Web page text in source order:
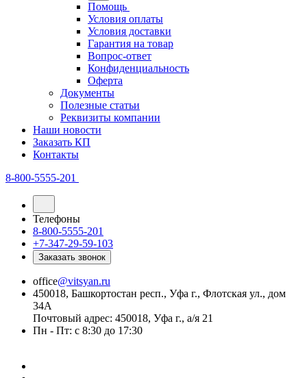
Помощь
Условия оплаты
Условия доставки
Гарантия на товар
Вопрос-ответ
Конфиденциальность
Оферта
Документы
Полезные статьи
Реквизиты компании
Наши новости
Заказать КП
Контакты
8-800-5555-201
Телефоны
8-800-5555-201
+7-347-29-59-103
Заказать звонок
office@vitsyan.ru
450018, Башкортостан респ., Уфа г., Флотская ул., дом
34А
Почтовый адрес: 450018, Уфа г., а/я 21
Пн - Пт: с 8:30 до 17:30